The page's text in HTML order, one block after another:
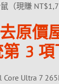
（現賺
原價
3 項
Ultra 7